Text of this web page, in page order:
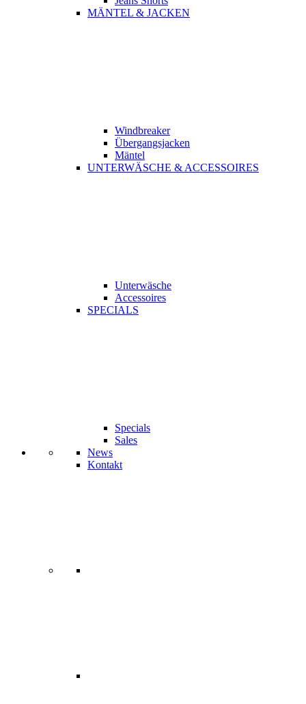
MÄNTEL & JACKEN
Windbreaker
Übergangsjacken
Mäntel
UNTERWÄSCHE & ACCESSOIRES
Unterwäsche
Accessoires
SPECIALS
Specials
Sales
News
Kontakt